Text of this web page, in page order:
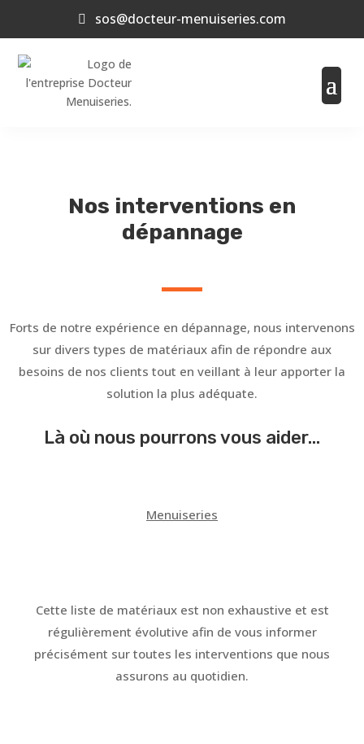
sos@docteur-menuiseries.com
Nos interventions en
dépannage
Forts de notre expérience en dépannage, nous intervenons
sur divers types de matériaux afin de répondre aux
besoins de nos clients tout en veillant à leur apporter la
solution la plus adéquate.
Là où nous pourrons vous aider...
Menuiseries
Cette liste de matériaux est non exhaustive et est
régulièrement évolutive afin de vous informer
précisément sur toutes les interventions que nous
assurons au quotidien.